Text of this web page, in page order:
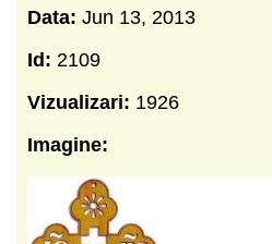
Data: Jun 13, 2013
Id: 2109
Vizualizari: 1926
Imagine: